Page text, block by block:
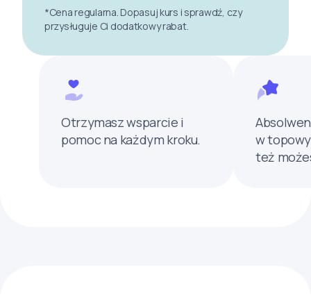
*Cena regularna. Dopasuj kurs i sprawdź, czy
przysługuje Ci dodatkowy rabat.
Otrzymasz wsparcie i
pomoc na każdym kroku.
w
też